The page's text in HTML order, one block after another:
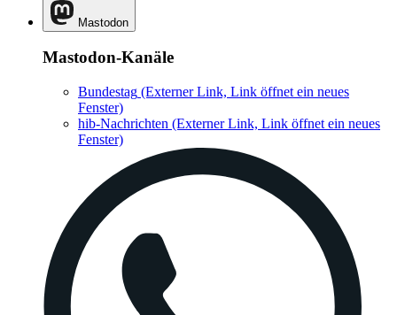
Mastodon
Mastodon-Kanäle
Bundestag (Externer Link, Link öffnet ein neues
Fenster)
hib-Nachrichten (Externer Link, Link öffnet ein neues
Fenster)